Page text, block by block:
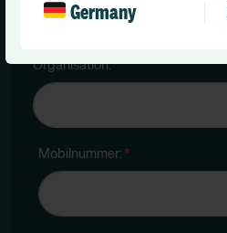
Germany
Organisation:*
Mobilnummer:*